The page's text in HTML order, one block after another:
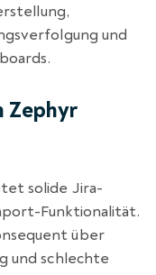
und
Zephyr
solide Jira-
Funktionalität.
über
und schlechte